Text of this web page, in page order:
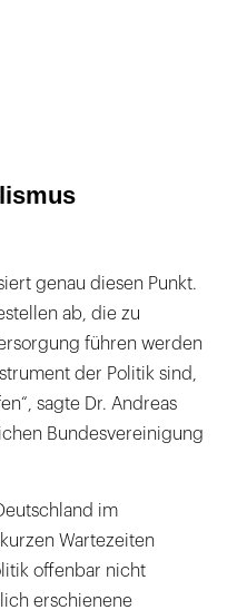
genau diesen Punkt.
ab, die zu
führen werden
der Politik sind,
sagte Dr. Andreas
Bundesvereinigung
im
Wartezeiten
offenbar nicht
erschienene